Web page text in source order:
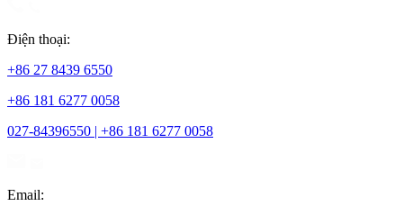
Điện thoại:
+86 27 8439 6550
+86 181 6277 0058
027-84396550 | +86 181 6277 0058
Email: